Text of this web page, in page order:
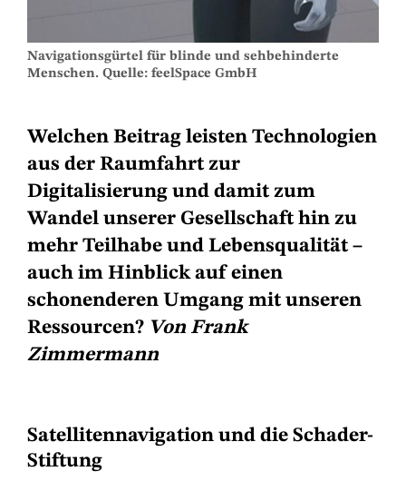
Navigationsgürtel für blinde und sehbehinderte
Menschen. Quelle: feelSpace GmbH
Welchen Beitrag leisten Technologien
aus der Raumfahrt zur
Digitalisierung und damit zum
Wandel unserer Gesellschaft hin zu
mehr Teilhabe und Lebensqualität –
auch im Hinblick auf einen
schonenderen Umgang mit unseren
Ressourcen? Von Frank
Zimmermann
Satellitennavigation und die Schader-
Stiftung